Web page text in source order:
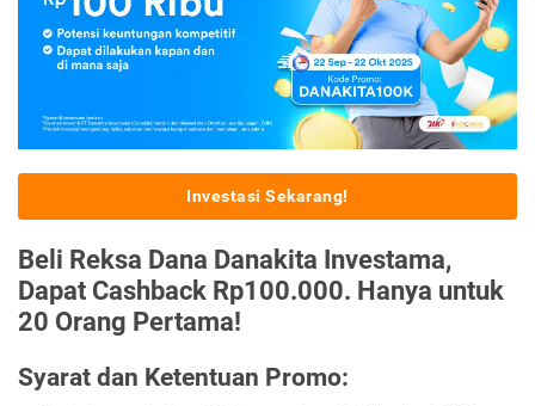
Investasi Sekarang!
Beli Reksa Dana Danakita Investama,
Dapat Cashback Rp100.000. Hanya untuk
20 Orang Pertama!
Syarat dan Ketentuan Promo: